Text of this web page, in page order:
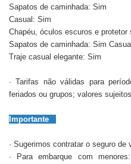
Sapatos de caminhada: Sim
Casual: Sim
Chapéu, óculos escuros e protetor
Sapatos de caminhada: Sim
Traje casual elegante: Sim
· Tarifas não válidas para
feriados ou grupos; valores
Importante
· Sugerimos contratar o seguro de
· Para embarque com